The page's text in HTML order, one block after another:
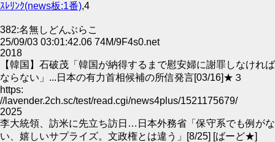
ｽﾚﾘﾝｸ(news板:1番),4
382:名無しどんぶらこ
25/09/03 03:01:42.06 74M/9F4s0.net
2018
【韓国】石破茂「韓国が納得するまで慰安婦に謝罪しなければ
ならない」...日本の有力首相候補の所信発言[03/16]★３
https:
//lavender.2ch.sc/test/read.cgi/news4plus/1521175679/
2025
李大統領、訪米に先立ち訪日…日本外務省「保守系でも例がな
い、嬉しいサプライズ。文政権とは違う」[8/25] [ばーど★]